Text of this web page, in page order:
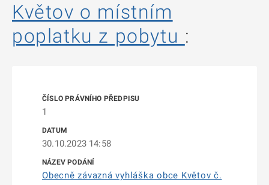
Květov o místním
poplatku z pobytu :
1
30.10.2023 14:58
Obecně závazná vyhláška obce Květov č.